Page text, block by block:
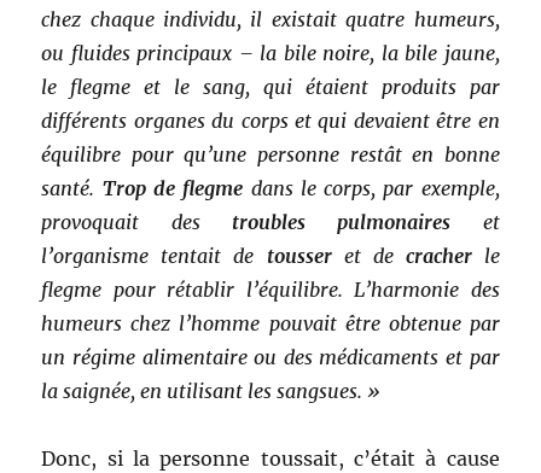
chez chaque individu, il existait quatre humeurs,
ou fluides principaux – la bile noire, la bile jaune,
le flegme et le sang, qui étaient produits par
différents organes du corps et qui devaient être en
équilibre pour qu’une personne restât en bonne
santé. Trop de flegme dans le corps, par exemple,
provoquait des troubles pulmonaires et
l’organisme tentait de tousseret de cracherle
flegme pour rétablir l’équilibre. L’harmonie des
humeurs chez l’homme pouvait être obtenue par
un régime alimentaire ou des médicaments et par
la saignée, en utilisant les sangsues. »
Donc, si la personne toussait, c’était à cause